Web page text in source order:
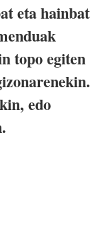
eta hainbat
topo egiten
edo